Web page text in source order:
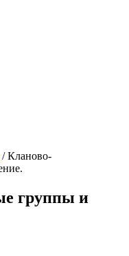
/Кланово-
группы и